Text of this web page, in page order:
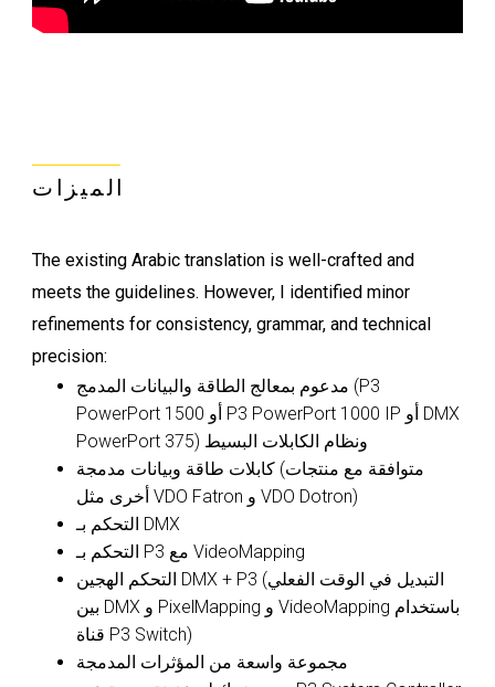
الميزات
The existing Arabic translation is well-crafted and
meets the guidelines. However, I identified minor
refinements for consistency, grammar, and technical
precision:
مدعوم بمعالج الطاقة والبيانات المدمج (P3
PowerPort 1500 أو P3 PowerPort 1000 IP أو DMX
PowerPort 375) ونظام الكابلات البسيط
كابلات طاقة وبيانات مدمجة (متوافقة مع منتجات
أخرى مثل VDO Fatron و VDO Dotron)
التحكم بـ DMX
التحكم بـ P3 مع VideoMapping
التحكم الهجين DMX + P3 (التبديل في الوقت الفعلي
بين DMX و PixelMapping و VideoMapping باستخدام
قناة P3 Switch)
مجموعة واسعة من المؤثرات المدمجة